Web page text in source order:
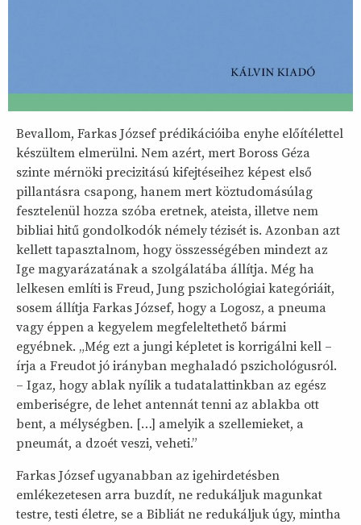
Bevallom, Farkas József prédikációiba enyhe előítélettel
készültem elmerülni. Nem azért, mert Boross Géza
szinte mérnöki precizitású kifejtéseihez képest első
pillantásra csapong, hanem mert köztudomásúlag
fesztelenül hozza szóba eretnek, ateista, illetve nem
bibliai hitű gondolkodók némely tézisét is. Azonban azt
kellett tapasztalnom, hogy összességében mindezt az
Ige magyarázatának a szolgálatába állítja. Még ha
lelkesen említi is Freud, Jung pszichológiai kategóriáit,
sosem állítja Farkas József, hogy a Logosz, a pneuma
vagy éppen a kegyelem megfeleltethető bármi
egyébnek. „Még ezt a jungi képletet is korrigálni kell –
írja a Freudot jó irányban meghaladó pszichológusról.
– Igaz, hogy ablak nyílik a tudatalattinkban az egész
emberiségre, de lehet antennát tenni az ablakba ott
bent, a mélységben. […] amelyik a szellemieket, a
pneumát, a dzoét veszi, veheti.”
Farkas József ugyanabban az igehirdetésben
emlékezetesen arra buzdít, ne redukáljuk magunkat
testre, testi életre, se a Bibliát ne redukáljuk úgy, mintha